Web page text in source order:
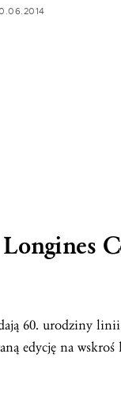
Longines
60. urodziny
edycję na